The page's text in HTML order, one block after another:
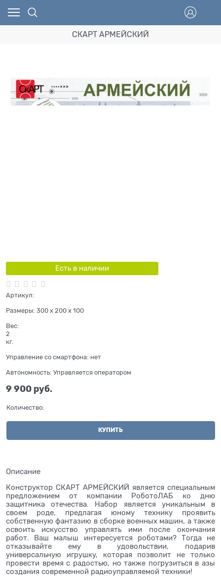
СКАРТ АРМЕЙСКИЙ
Есть в наличии
Артикул:
Размеры: 300 x 200 x 100
Вес:
2
кг.
Управление со смартфона: нет
Автономность: Управляется оператором
9 900 руб.
Количество:
КУПИТЬ
Описание
Конструктор СКАРТ АРМЕЙСКИЙ является специальным
предложением от компании РоботоЛАБ ко дню
защитника отечества. Набор является уникальным в
своем роде, предлагая юному технику проявить
собственную фантазию в сборке военных машин, а также
освоить искусство управлять ими после окончания
работ. Ваш малыш интересуется роботами? Тогда не
отказывайте ему в удовольствии, подарив
универсальную игрушку, которая позволит не только
провести время с радостью, но также погрузиться в азы
создания современной радиоуправляемой техники!